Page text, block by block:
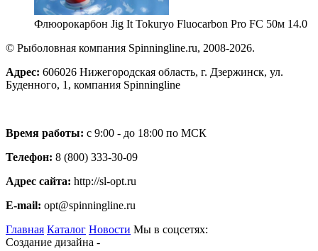
Флюорокарбон Jig It Tokuryo Fluocarbon Pro FC 50м 14.0
© Рыболовная компания Spinningline.ru, 2008-2026.
Адрес: 606026 Нижегородская область, г. Дзержинск, ул.
Буденного, 1, компания Spinningline
Время работы: с 9:00 - до 18:00 по МСК
Телефон: 8 (800) 333-30-09
Адрес сайта: http://sl-opt.ru
E-mail: opt@spinningline.ru
Главная Каталог Новости Мы в соцсетях:
Создание дизайна -